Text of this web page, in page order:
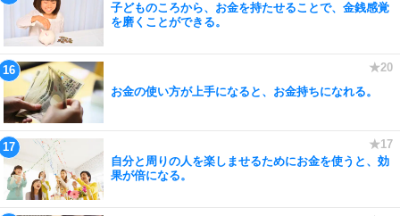
子どものころから、お金を持たせることで、金銭感覚
を磨くことができる。
お金の使い方が上手になると、お金持ちになれる。
自分と周りの人を楽しませるためにお金を使うと、効
果が倍になる。